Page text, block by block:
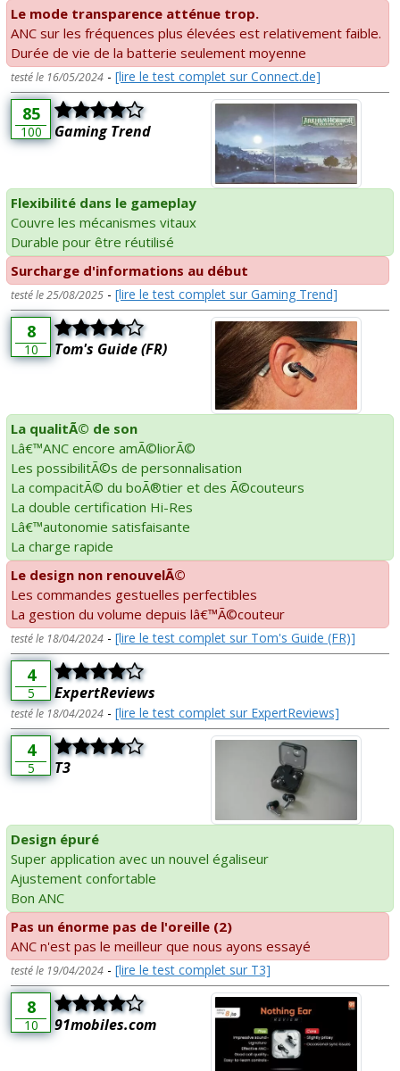
Le mode transparence atténue trop.
ANC sur les fréquences plus élevées est relativement faible.
Durée de vie de la batterie seulement moyenne
testé le 16/05/2024 - [lire le test complet sur Connect.de]
85
100 Gaming Trend
Flexibilité dans le gameplay
Couvre les mécanismes vitaux
Durable pour être réutilisé
Surcharge d'informations au début
testé le 25/08/2025 - [lire le test complet sur Gaming Trend]
8
10 Tom's Guide (FR)
La qualitÃ© de son
Lâ€™ANC encore amÃ©liorÃ©
Les possibilitÃ©s de personnalisation
La compacitÃ© du boÃ®tier et des Ã©couteurs
La double certification Hi-Res
Lâ€™autonomie satisfaisante
La charge rapide
Le design non renouvelÃ©
Les commandes gestuelles perfectibles
La gestion du volume depuis lâ€™Ã©couteur
testé le 18/04/2024 - [lire le test complet sur Tom's Guide (FR)]
4
5 ExpertReviews
testé le 18/04/2024 - [lire le test complet sur ExpertReviews]
4
5 T3
Design épuré
Super application avec un nouvel égaliseur
Ajustement confortable
Bon ANC
Pas un énorme pas de l'oreille (2)
ANC n'est pas le meilleur que nous ayons essayé
testé le 19/04/2024 - [lire le test complet sur T3]
8
10 91mobiles.com